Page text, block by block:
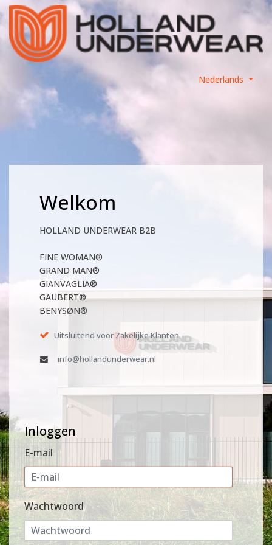
Nederlands
Welkom
HOLLAND UNDERWEAR B2B
FINE WOMAN®
GRAND MAN®
GIANVAGLIA®
GAUBERT®
BENYSØN®
Uitsluitend voor Zakelijke Klanten
info@hollandunderwear.nl
Inloggen
E-mail
Wachtwoord